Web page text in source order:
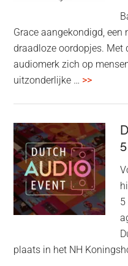
Grace aangekondigd, een
draadloze oordopjes. Met
audiomerk zich op
uitzonderlijke … >>overBang
kondigt
Beo
Grace
aan:
high-
end
earbuds
titanium
5
plaats in het NH